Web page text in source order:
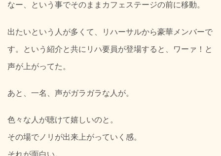
なー、という事でそのままカフェステージの前に移動。
出たいという人が多くて、リハーサルから豪華メンバーで
す。という紹介と共にリハ要員が登場すると、ワーァ！と
声が上がってた。
あと、一名、声がガラガラな人が。
色々な人が聴けて嬉しいのと。
その場でノリが出来上がっていく感。
それが面白い。